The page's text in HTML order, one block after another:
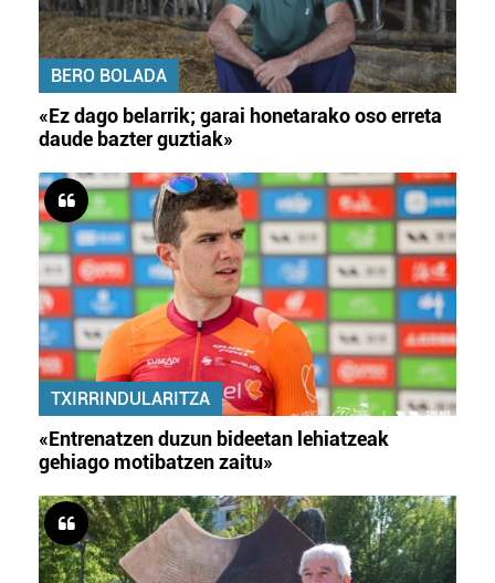
BERO BOLADA
«Ez dago belarrik; garai honetarako oso erreta
daude bazter guztiak»
TXIRRINDULARITZA
«Entrenatzen duzun bideetan lehiatzeak
gehiago motibatzen zaitu»